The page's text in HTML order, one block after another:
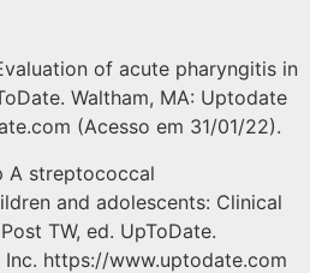
of acute pharyngitis in
Waltham, MA: Uptodate
(Acesso em 31/01/22).
A streptococcal
and adolescents: Clinical
TW, ed. UpToDate.
https://www.uptodate.com